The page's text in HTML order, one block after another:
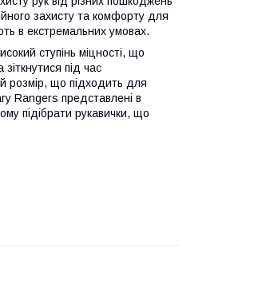
захисту та комфорту для
в екстремальних умовах.
ступінь міцності, що
під час
розмір, що підходить для
Rangers представлені в
підібрати рукавички, що